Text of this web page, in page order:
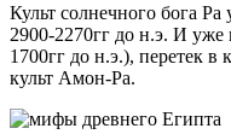
Культ солнечного бога
2900-2270гг до н.э. И
1700гг до н.э.), перетек в
культ Амон-Ра.